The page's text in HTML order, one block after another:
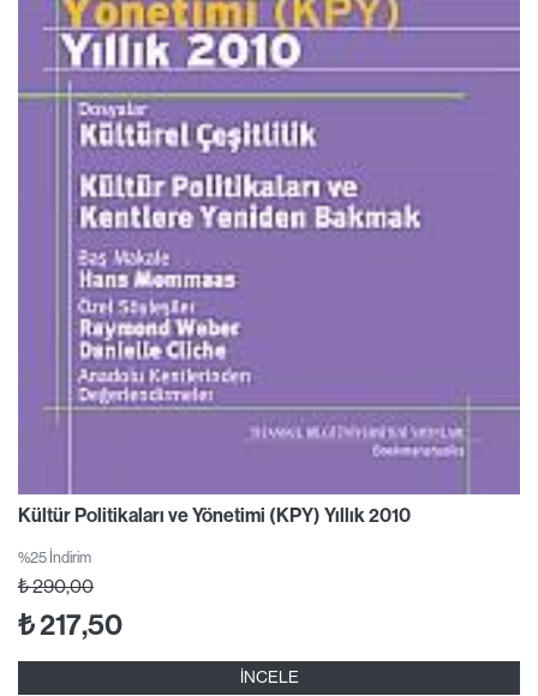
Kültür Politikaları ve Yönetimi (KPY) Yıllık 2010
%25 İndirim
₺290,00
₺217,50
İNCELE